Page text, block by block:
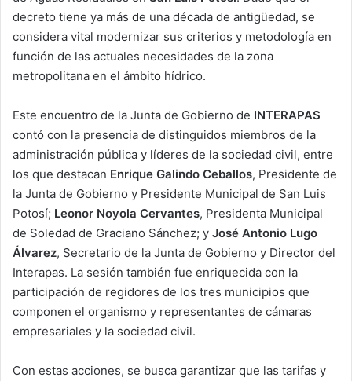
decreto tiene ya más de una década de antigüedad, se
considera vital modernizar sus criterios y metodología en
función de las actuales necesidades de la zona
metropolitana en el ámbito hídrico.
Este encuentro de la Junta de Gobierno de INTERAPAS
contó con la presencia de distinguidos miembros de la
administración pública y líderes de la sociedad civil, entre
los que destacan Enrique Galindo Ceballos, Presidente de
la Junta de Gobierno y Presidente Municipal de San Luis
Potosí; Leonor Noyola Cervantes, Presidenta Municipal
de Soledad de Graciano Sánchez; y José Antonio Lugo
Álvarez, Secretario de la Junta de Gobierno y Director del
Interapas. La sesión también fue enriquecida con la
participación de regidores de los tres municipios que
componen el organismo y representantes de cámaras
empresariales y la sociedad civil.
Con estas acciones, se busca garantizar que las tarifas y